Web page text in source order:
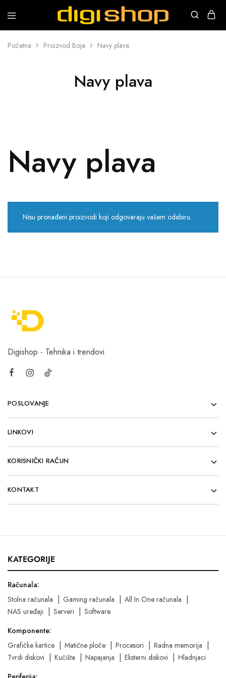
Digishop
Vaša
trgovina!
Početna Proizvod Boja Navy plava
Navy plava
Navy plava
Nisu pronađeni proizvodi koji odgovaraju vašem odabiru.
Digishop - Tehnika i trendovi
POSLOVANJE
LINKOVI
KORISNIČKI RAČUN
KONTAKT
KATEGORIJE
Računala:
Stolna računala
Gaming računala
All In One računala
NAS uređaji
Serveri
Software
Komponente:
Grafičke kartice
Matične ploče Procesori
Radna memorija
Tvrdi diskovi
Kućišta Napajanja Eksterni diskovi
Hladnjaci